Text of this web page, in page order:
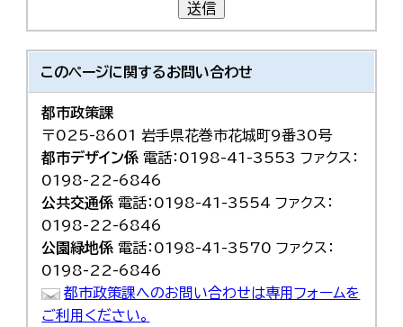
送信
このページに関するお問い合わせ
都市政策課
〒025-8601 岩手県花巻市花城町9番30号
都市デザイン係 電話：0198-41-3553 ファクス：
0198-22-6846
公共交通係 電話：0198-41-3554 ファクス：
0198-22-6846
公園緑地係 電話：0198-41-3570 ファクス：
0198-22-6846
都市政策課へのお問い合わせは専用フォームを
ご利用ください。